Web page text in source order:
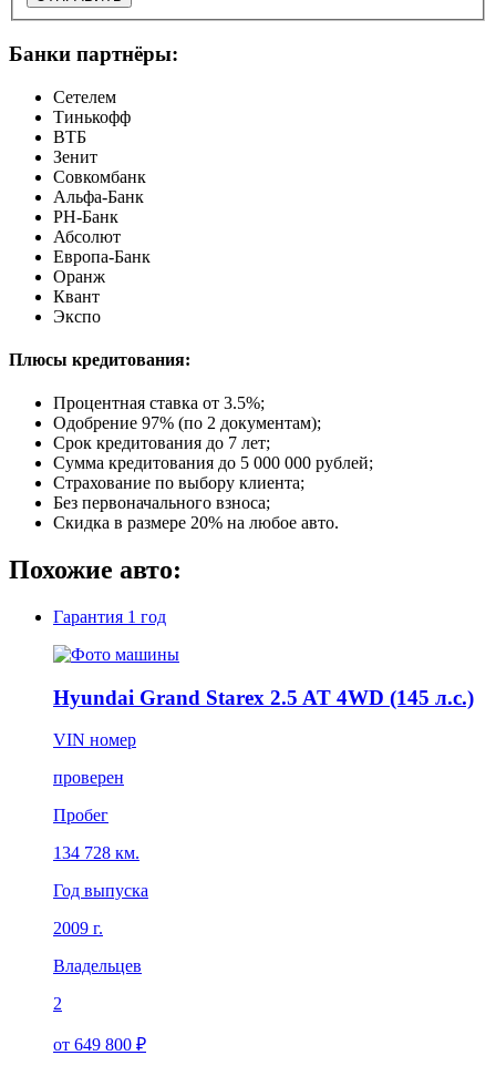
Банки партнёры:
Сетелем
Тинькофф
ВТБ
Зенит
Совкомбанк
Альфа-Банк
РН-Банк
Абсолют
Европа-Банк
Оранж
Квант
Экспо
Плюсы кредитования:
Процентная ставка от 3.5%;
Одобрение 97% (по 2 документам);
Срок кредитования до 7 лет;
Сумма кредитования до 5 000 000 рублей;
Страхование по выбору клиента;
Без первоначального взноса;
Скидка в размере 20% на любое авто.
Похожие авто:
Гарантия 1 год
Hyundai Grand Starex 2.5 AT 4WD (145 л.с.)
VIN номер
проверен
Пробег
134 728 км.
Год выпуска
2009 г.
Владельцев
2
от 649 800 ₽